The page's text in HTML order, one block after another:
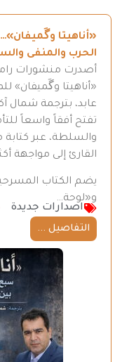
«أناهيتا
الحرب والمنفى
أصدرت منشورات
«أناهيتا وگَميفان»
عابد، بترجمة
تفتح أفقاً واسعاً
والسلطة، عبر
القارئ إلى مواجهة
يضم الكتاب
و«لوحة…
اصدارات جديدة
التفاصيل ...